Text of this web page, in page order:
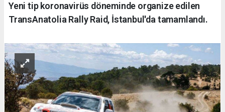
Yeni tip koronavirüs döneminde organize edilen
TransAnatolia Rally Raid, İstanbul'da tamamlandı.